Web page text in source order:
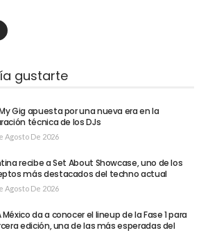
gustarte
Gig apuesta por una nueva era en la
técnica de los DJs
Agosto De 2026
recibe a Set About Showcase, uno de los
más destacados del techno actual
Agosto De 2026
México da a conocer el lineup de la Fase 1 para
edición, una de las más esperadas del